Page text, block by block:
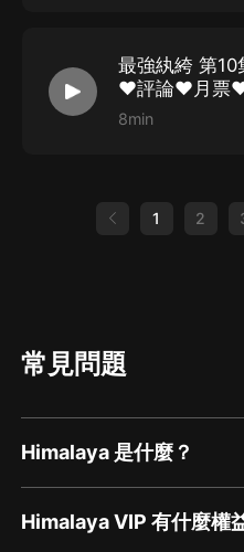
最強紈絝 第10
❤評論❤月票❤
8min
1 2
常見問題
Himalaya 是什麼？
Himalaya VIP 有什麼權